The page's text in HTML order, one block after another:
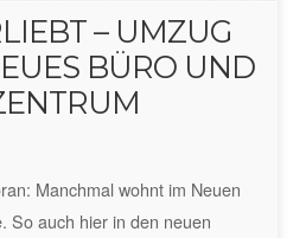
– UMZUG
BÜRO UND
Manchmal wohnt im Neuen
So auch hier in den neuen